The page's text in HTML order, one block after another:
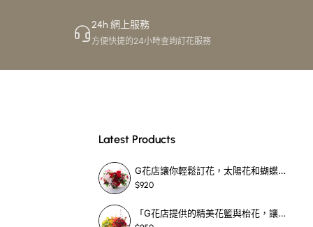
24h 網上服務
方便快捷的24小時查詢訂花服務
Latest Products
G花店讓你輕鬆訂花，太陽花和蝴蝶蘭花籃，適合每個重要時刻！-SF390
$920
「G花店提供的精美花籃與枱花，讓重要場合更顯祝賀與喜悅，適合各種用場！」-SF398